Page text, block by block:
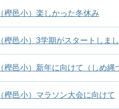
（樫邑小）楽しかった冬休み
（樫邑小）3学期がスタートしま
（樫邑小）新年に向けて（しめ縄
（樫邑小）マラソン大会に向けて